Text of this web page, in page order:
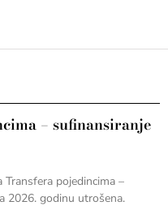
– sufinansiranje
pojedincima –
2026. godinu utrošena.